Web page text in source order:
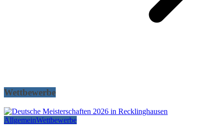
Wettbewerbe
AllgemeinWettbewerbe